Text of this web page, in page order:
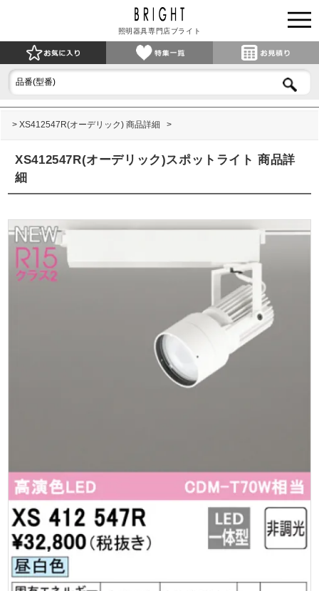
照明器具専門店ブライト
XS412547R(オーデリック) 商品詳細
XS412547R(オーデリック)スポットライト 商品詳
細